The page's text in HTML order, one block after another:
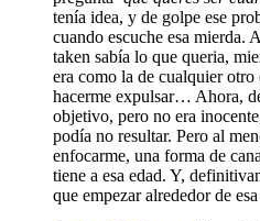
tenía idea, y de golpe ese
cuando escuche esa mierda.
taken sabía lo que queria,
era como la de cualquier otro
hacerme expulsar… Ahora,
objetivo, pero no era
podía no resultar. Pero al
enfocarme, una forma de
tiene a esa edad. Y,
que empezar alrededor de